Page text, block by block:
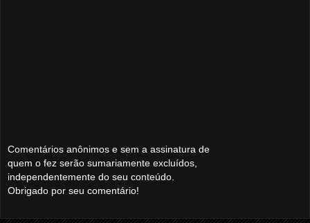
Comentários anônimos e sem a assinatura de
quem o fez serão sumariamente excluídos,
independentemente do seu conteúdo.
Obrigado por seu comentário!